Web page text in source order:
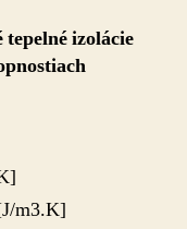
izolácie
m3.K]